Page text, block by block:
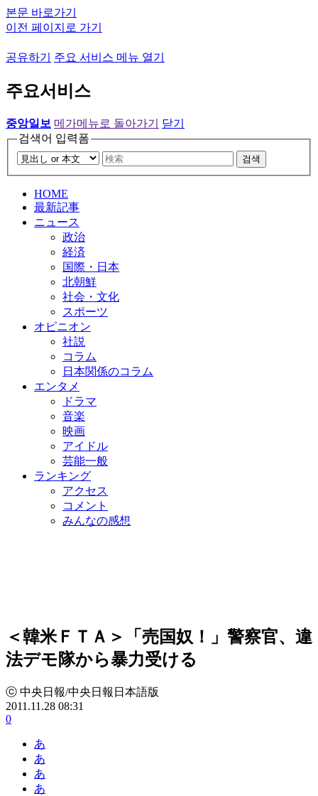
본문 바로가기
이전 페이지로 가기
공유하기 주요 서비스 메뉴 열기
주요서비스
중앙일보 메가메뉴로 돌아가기
닫기
검색어 입력폼
검색
HOME
最新記事
ニュース
政治
経済
国際・日本
北朝鮮
社会・文化
スポーツ
オピニオン
社説
コラム
日本関係のコラム
エンタメ
ドラマ
音楽
映画
アイドル
芸能一般
ランキング
アクセス
コメント
みんなの感想
＜韓米ＦＴＡ＞「売国奴！」警察官、違
法デモ隊から暴力受ける
ⓒ 中央日報/中央日報日本語版
2011.11.28 08:31
0
あ
あ
あ
あ